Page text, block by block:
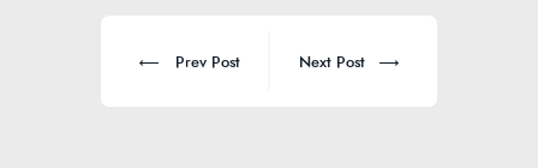
Prev Post Next Post